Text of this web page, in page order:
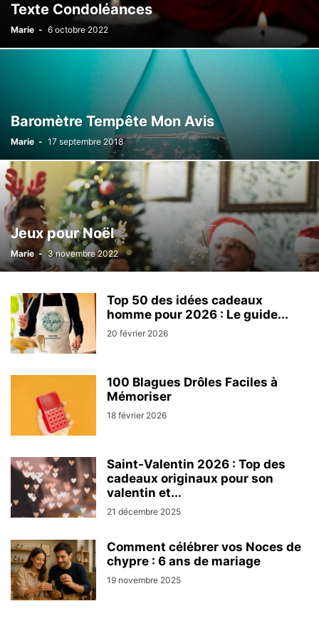
Texte Condoléances
Marie - 6 octobre 2022
Baromètre Tempête Mon Avis
Marie - 17 septembre 2018
Jeux pour Noël
Marie - 3 novembre 2022
Top 50 des idées cadeaux
homme pour 2026 : Le guide...
20 février 2026
100 Blagues Drôles Faciles à
Mémoriser
18 février 2026
Saint-Valentin 2026 : Top des
cadeaux originaux pour son
valentin et...
21 décembre 2025
Comment célébrer vos Noces de
chypre : 6 ans de mariage
19 novembre 2025